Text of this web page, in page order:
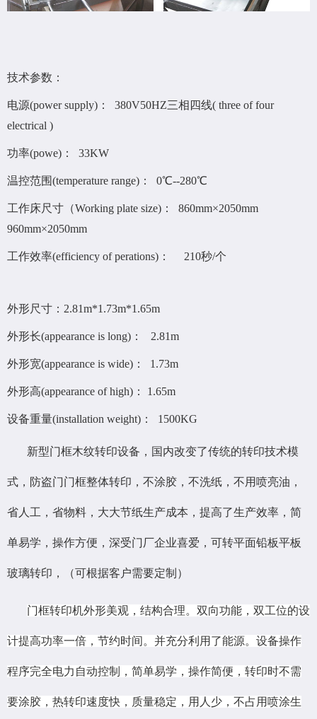
技术参数：
电源(power supply)： 380V50HZ三相四线( three of four
electrical )
功率(powe)： 33KW
温控范围(temperature range)： 0℃--280℃
工作床尺寸（Working plate size)： 860mm×2050mm
960mm×2050mm
工作效率(efficiency of perations)： 210秒/个
外形尺寸：2.81m*1.73m*1.65m
外形长(appearance is long)： 2.81m
外形宽(appearance is wide)： 1.73m
外形高(appearance of high)： 1.65m
设备重量(installation weight)： 1500KG
新型门框木纹转印设备，国内改变了传统的转印技术模
式，防盗门门框整体转印，不涂胶，不洗纸，不用喷亮油，
省人工，省物料，大大节纸生产成本，提高了生产效率，简
单易学，操作方便，深受门厂企业喜爱，可转平面铅板平板
玻璃转印，（可根据客户需要定制）
门框转印机外形美观，结构合理。双向功能，双工位的设
计提高功率一倍，节约时间。并充分利用了能源。设备操作
程序完全电力自动控制，简单易学，操作简便，转印时不需
要涂胶，热转印速度快，质量稳定，用人少，不占用喷涂生